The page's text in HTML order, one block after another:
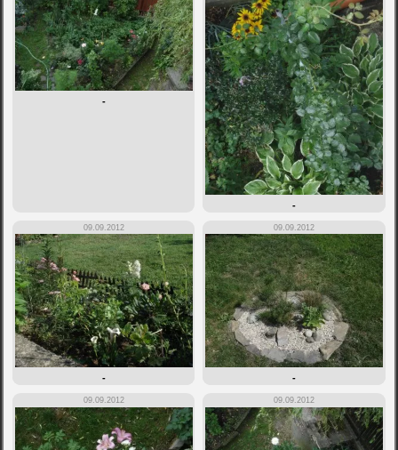
-
-
09.09.2012
-
09.09.2012
-
09.09.2012 09.09.2012